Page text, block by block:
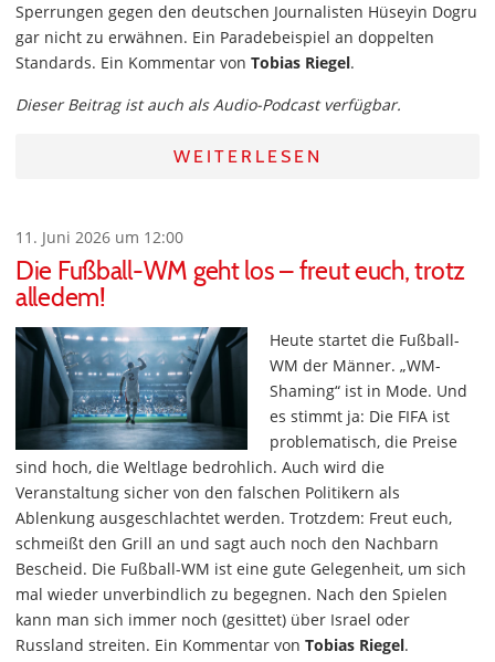
Sperrungen gegen den deutschen Journalisten Hüseyin Dogru
gar nicht zu erwähnen. Ein Paradebeispiel an doppelten
Standards. Ein Kommentar von Tobias Riegel.
Dieser Beitrag ist auch als Audio-Podcast verfügbar.
WEITERLESEN
11. Juni 2026 um 12:00
Die Fußball-WM geht los – freut euch, trotz
alledem!
Heute startet die Fußball-
WM der Männer. „WM-
Shaming“ ist in Mode. Und
es stimmt ja: Die FIFA ist
problematisch, die Preise
sind hoch, die Weltlage bedrohlich. Auch wird die
Veranstaltung sicher von den falschen Politikern als
Ablenkung ausgeschlachtet werden. Trotzdem: Freut euch,
schmeißt den Grill an und sagt auch noch den Nachbarn
Bescheid. Die Fußball-WM ist eine gute Gelegenheit, um sich
mal wieder unverbindlich zu begegnen. Nach den Spielen
kann man sich immer noch (gesittet) über Israel oder
Russland streiten. Ein Kommentar von Tobias Riegel.